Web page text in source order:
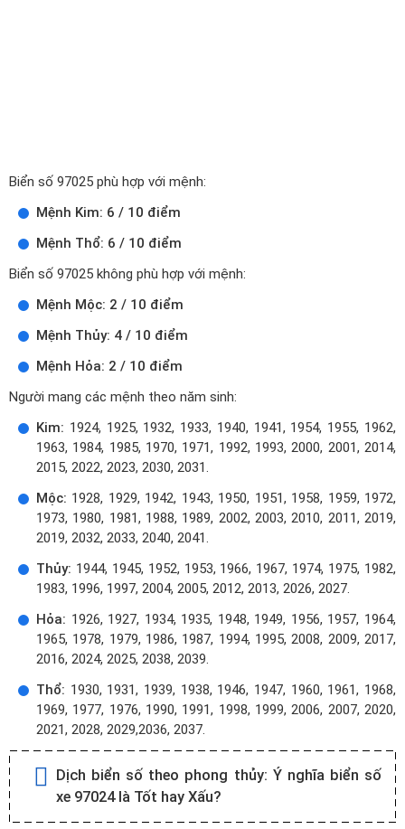
Biển số 97025 phù hợp với mệnh:
Mệnh Kim: 6 / 10 điểm
Mệnh Thổ: 6 / 10 điểm
Biển số 97025 không phù hợp với mệnh:
Mệnh Mộc: 2 / 10 điểm
Mệnh Thủy: 4 / 10 điểm
Mệnh Hỏa: 2 / 10 điểm
Người mang các mệnh theo năm sinh:
Kim: 1924, 1925, 1932, 1933, 1940, 1941, 1954, 1955, 1962,
1963, 1984, 1985, 1970, 1971, 1992, 1993, 2000, 2001, 2014,
2015, 2022, 2023, 2030, 2031.
Mộc: 1928, 1929, 1942, 1943, 1950, 1951, 1958, 1959, 1972,
1973, 1980, 1981, 1988, 1989, 2002, 2003, 2010, 2011, 2019,
2019, 2032, 2033, 2040, 2041.
Thủy: 1944, 1945, 1952, 1953, 1966, 1967, 1974, 1975, 1982,
1983, 1996, 1997, 2004, 2005, 2012, 2013, 2026, 2027.
Hỏa: 1926, 1927, 1934, 1935, 1948, 1949, 1956, 1957, 1964,
1965, 1978, 1979, 1986, 1987, 1994, 1995, 2008, 2009, 2017,
2016, 2024, 2025, 2038, 2039.
Thổ: 1930, 1931, 1939, 1938, 1946, 1947, 1960, 1961, 1968,
1969, 1977, 1976, 1990, 1991, 1998, 1999, 2006, 2007, 2020,
2021, 2028, 2029,2036, 2037.
Dịch biển số theo phong thủy: Ý nghĩa biển số
xe 97024 là Tốt hay Xấu?